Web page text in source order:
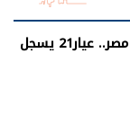
سعر الذهب اليوم الثلاثاء في مصر.. عيار21 يسجل